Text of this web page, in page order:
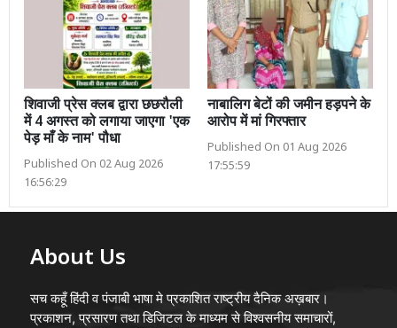
शिवाजी प्रेस क्लब द्वारा छछरौली
में 4 अगस्त को लगाया जाएगा 'एक
पेड़ माँ के नाम' पौधा
Published On 02 Aug 2026
16:56:29
नाबालिग बेटों की जमीन हड़पने के
आरोप में मां गिरफ्तार
Published On 01 Aug 2026
17:55:59
About Us
सच कहूँ हिंदी व पंजाबी भाषा मे प्रकाशित राष्ट्रीय दैनिक अख़बार।
प्रकाशन, प्रसारण तथा डिजिटल के माध्यम से विश्वसनीय समाचारों,